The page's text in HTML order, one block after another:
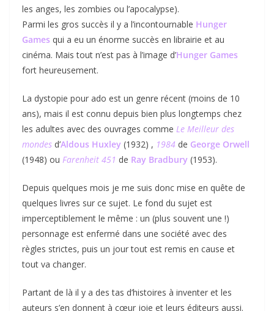
les anges, les zombies ou l’apocalypse).
Parmi les gros succès il y a l’incontournable Hunger
Games qui a eu un énorme succès en librairie et au
cinéma. Mais tout n’est pas à l’image d’Hunger Games
fort heureusement.
La dystopie pour ado est un genre récent (moins de 10
ans), mais il est connu depuis bien plus longtemps chez
les adultes avec des ouvrages comme Le Meilleur des
mondes d’Aldous Huxley (1932) , 1984 de George Orwell
(1948) ou Farenheit 451 de Ray Bradbury (1953).
Depuis quelques mois je me suis donc mise en quête de
quelques livres sur ce sujet. Le fond du sujet est
imperceptiblement le même : un (plus souvent une !)
personnage est enfermé dans une société avec des
règles strictes, puis un jour tout est remis en cause et
tout va changer.
Partant de là il y a des tas d’histoires à inventer et les
auteurs s’en donnent à cœur joie et leurs éditeurs aussi.